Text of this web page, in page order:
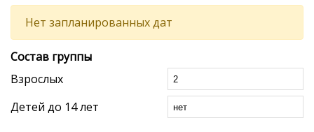
Нет запланированных дат
Состав группы
Взрослых
Детей до 14 лет